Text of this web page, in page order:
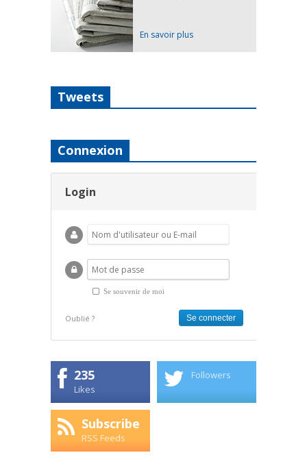
En savoir plus
Tweets
Connexion
Login
Se souvenir de moi
Oublié ?
235
Likes
Followers
Subscribe
RSS Feeds